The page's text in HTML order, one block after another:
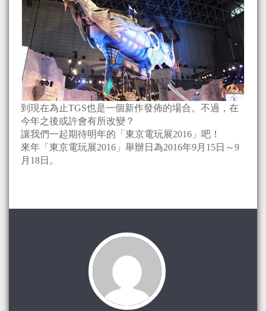
到現在為止TGS也是一個新作發佈的場合。不過，在
今年之後或許會有所改變？
讓我們一起期待明年的「東京電玩展2016」吧！
來年「東京電玩展2016」舉辦日為2016年9月15日～9
月18日。